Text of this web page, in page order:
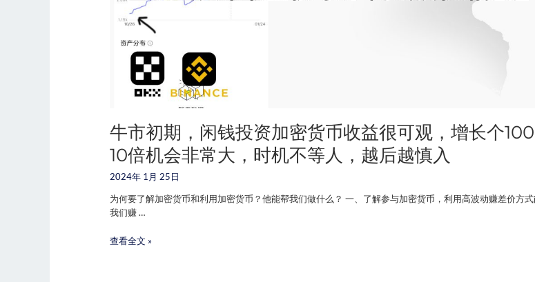
牛市初期，闲钱投资加密货币收益很可观，增长个
10倍机会非常大，时机不等人，越后越慎入
2024年 1月 25日
为何要了解加密货币和利用加密货币？他能帮我们做什么？ 一、了解参与加密货币，利用高波动赚差价方
我们赚 …
查看全文 »